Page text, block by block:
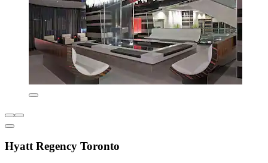
Hyatt Regency Toronto